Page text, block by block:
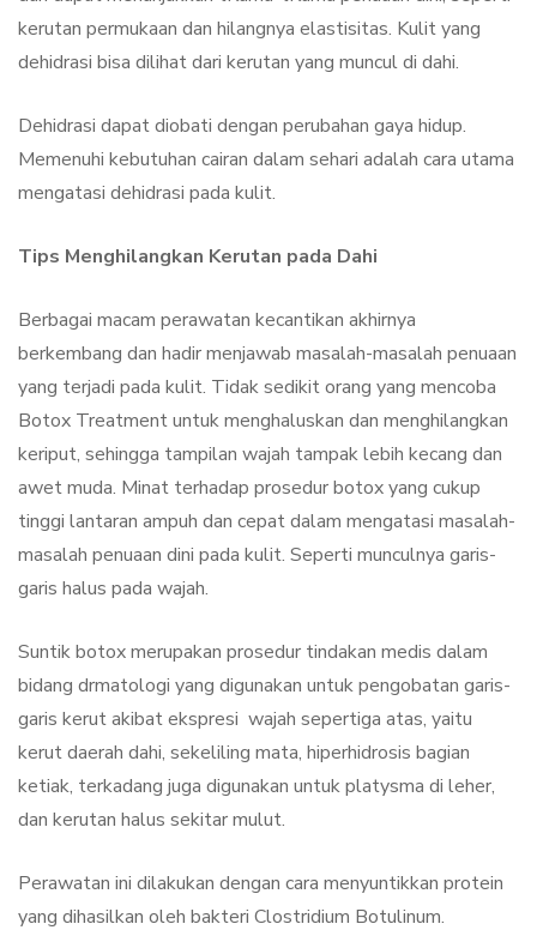
kerutan permukaan dan hilangnya elastisitas. Kulit yang
dehidrasi bisa dilihat dari kerutan yang muncul di dahi.
Dehidrasi dapat diobati dengan perubahan gaya hidup.
Memenuhi kebutuhan cairan dalam sehari adalah cara utama
mengatasi dehidrasi pada kulit.
Tips Menghilangkan Kerutan pada Dahi
Berbagai macam perawatan kecantikan akhirnya
berkembang dan hadir menjawab masalah-masalah penuaan
yang terjadi pada kulit. Tidak sedikit orang yang mencoba
Botox Treatment untuk menghaluskan dan menghilangkan
keriput, sehingga tampilan wajah tampak lebih kecang dan
awet muda. Minat terhadap prosedur botox yang cukup
tinggi lantaran ampuh dan cepat dalam mengatasi masalah-
masalah penuaan dini pada kulit. Seperti munculnya garis-
garis halus pada wajah.
Suntik botox merupakan prosedur tindakan medis dalam
bidang drmatologi yang digunakan untuk pengobatan garis-
garis kerut akibat ekspresi wajah sepertiga atas, yaitu
kerut daerah dahi, sekeliling mata, hiperhidrosis bagian
ketiak, terkadang juga digunakan untuk platysma di leher,
dan kerutan halus sekitar mulut.
Perawatan ini dilakukan dengan cara menyuntikkan protein
yang dihasilkan oleh bakteri Clostridium Botulinum.